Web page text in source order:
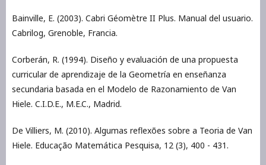
Bainville, E. (2003). Cabri Géomètre II Plus. Manual del usuario.
Cabrilog, Grenoble, Francia.
Corberán, R. (1994). Diseño y evaluación de una propuesta
curricular de aprendizaje de la Geometría en enseñanza
secundaria basada en el Modelo de Razonamiento de Van
Hiele. C.I.D.E., M.E.C., Madrid.
De Villiers, M. (2010). Algumas reflexões sobre a Teoria de Van
Hiele. Educação Matemática Pesquisa, 12 (3), 400 - 431.